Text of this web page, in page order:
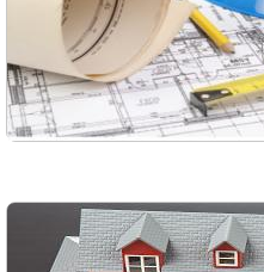
Городок
Смотреть всё
АР КРЫМ
Севастополь
Симферополь
Смотреть всё